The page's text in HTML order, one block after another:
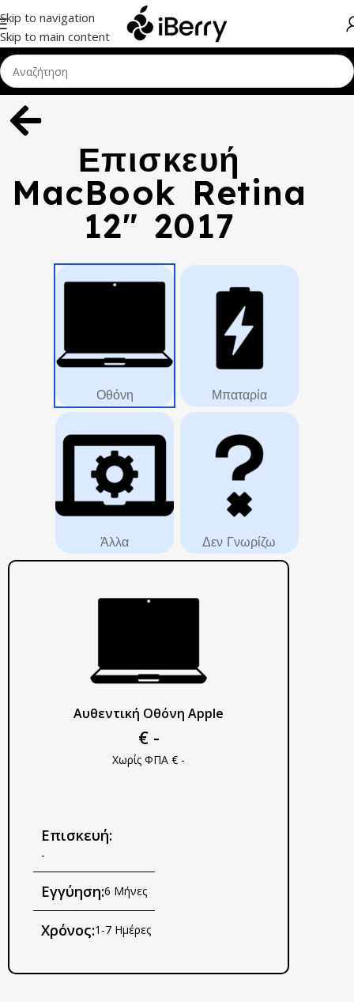
Skip to navigation
Skip to main content
Επισκευή
MacBook Retina
12" 2017
Οθόνη Μπαταρία
Άλλα Δεν Γνωρίζω
Αυθεντική Οθόνη Apple
€ -
Χωρίς ΦΠΑ € -
Επισκευή:
-
Εγγύηση:6 Μήνες
Χρόνος:1-7 Ημέρες